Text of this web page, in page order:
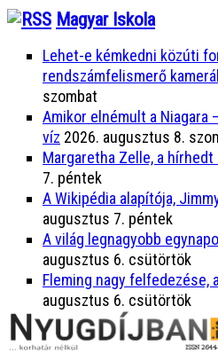
Magyar Iskola
Lehet-e kémkedni közúti
rendszámfelismerő
szombat
Amikor elnémult a Niagara
víz 2026. augusztus 8.
Margaretha Zelle, a hírhedt
7. péntek
A Wikipédia alapítója,
augusztus 7. péntek
A világ legnagyobb
augusztus 6. csütörtök
Fleming nagy felfedezése,
augusztus 6. csütörtök